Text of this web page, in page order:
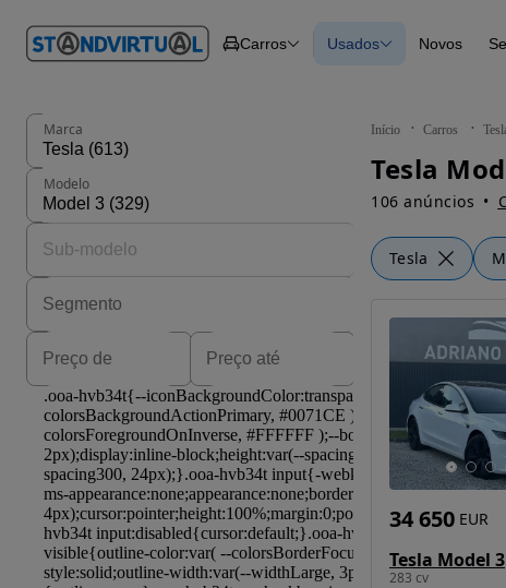
em
Carros Carros
Carros
Novos
Usados Novos
Início Carros
Tesla
106 anúncios
Tesla
Marca
Modelo
Tesla Model 3
283 cv
34 650 EUR